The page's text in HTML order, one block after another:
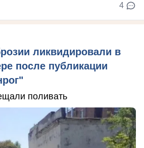
4
ликвидировали в
после публикации
поливать